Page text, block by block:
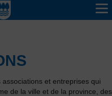
et entreprises qui
de la ville et de la province, des